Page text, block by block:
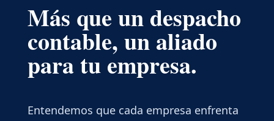
Más que un despacho
contable, un aliado
para tu empresa.
Entendemos que cada empresa enfrenta